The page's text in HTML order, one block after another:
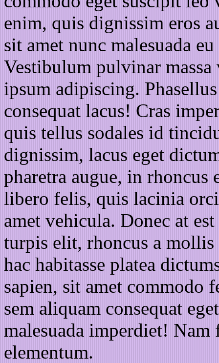
enim, quis dignissim eros
sit amet nunc malesuada
Vestibulum pulvinar
ipsum adipiscing.
consequat lacus! Cras
quis tellus sodales id
dignissim, lacus eget
pharetra augue, in rhoncus
libero felis, quis lacinia
amet vehicula. Donec at
turpis elit, rhoncus a
hac habitasse platea
sapien, sit amet
sem aliquam consequat
malesuada imperdiet! Nam
elementum.